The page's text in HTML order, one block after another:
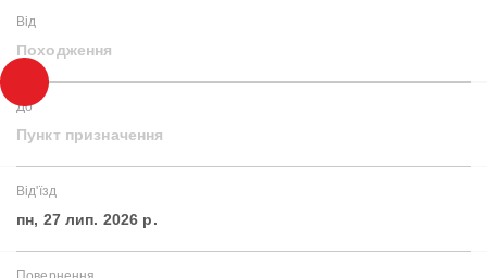
Від
Походження
До
Пункт призначення
Від'їзд
пн, 27 лип. 2026 р.